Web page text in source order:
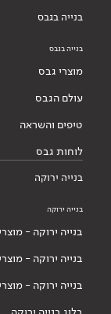
בנייה בגבס
בנייה בגבס
מוצרי גבס
עולם הגבס
טיפים והשראה
לוחות גבס
בנייה ירוקה
בנייה ירוקה
בנייה ירוקה -
בנייה ירוקה -
בנייה ירוקה -